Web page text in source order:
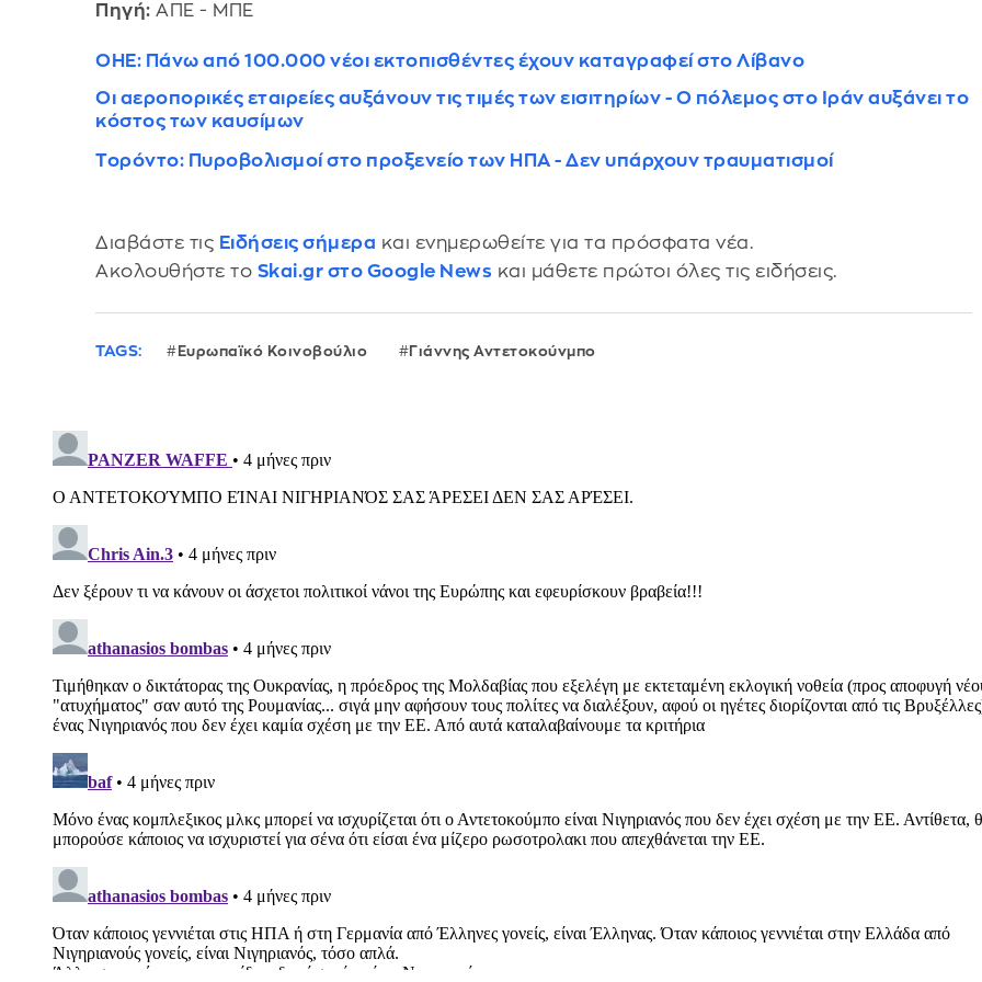
Πηγή: ΑΠΕ - ΜΠΕ
ΟΗΕ: Πάνω από 100.000 νέοι εκτοπισθέντες έχουν καταγραφεί στο Λίβανο
Οι αεροπορικές εταιρείες αυξάνουν τις τιμές των εισιτηρίων - Ο πόλεμος στο Ιράν αυξάνει το
κόστος των καυσίμων
Τορόντο: Πυροβολισμοί στο προξενείο των ΗΠΑ - Δεν υπάρχουν τραυματισμοί
Διαβάστε τις Ειδήσεις σήμερα και ενημερωθείτε για τα πρόσφατα νέα.
Ακολουθήστε το Skai.gr στο Google News και μάθετε πρώτοι όλες τις ειδήσεις.
TAGS: Ευρωπαϊκό Κοινοβούλιο Γιάννης Αντετοκούνμπο